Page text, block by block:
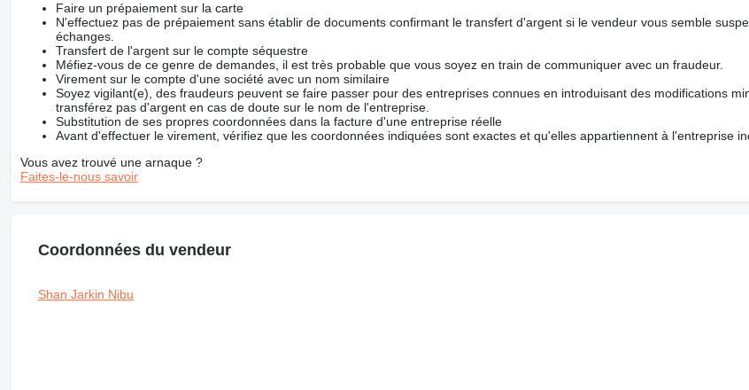
Faire un prépaiement sur la carte
N'effectuez pas de prépaiement sans établir de documents confirmant le transfert d'argent si le vendeur vous semble
échanges.
Transfert de l'argent sur le compte séquestre
Méfiez-vous de ce genre de demandes, il est très probable que vous soyez en train de communiquer avec un fraudeur.
Virement sur le compte d'une société avec un nom similaire
Soyez vigilant(e), des fraudeurs peuvent se faire passer pour des entreprises connues en introduisant des modifications
transférez pas d'argent en cas de doute sur le nom de l'entreprise.
Substitution de ses propres coordonnées dans la facture d'une entreprise réelle
Avant d'effectuer le virement, vérifiez que les coordonnées indiquées sont exactes et qu'elles appartiennent à l'entreprise
Vous avez trouvé une arnaque ?
Faites-le-nous savoir
Coordonnées du vendeur
Shan Jarkin Nibu